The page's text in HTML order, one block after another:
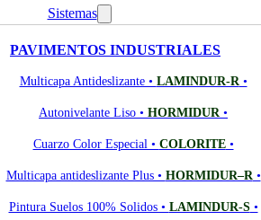
Sistemas
PAVIMENTOS INDUSTRIALES
Multicapa Antideslizante • LAMINDUR-R •
Autonivelante Liso • HORMIDUR •
Cuarzo Color Especial • COLORITE•
Multicapa antideslizante Plus • HORMIDUR–R •
Pintura Suelos 100% Solidos • LAMINDUR-S•